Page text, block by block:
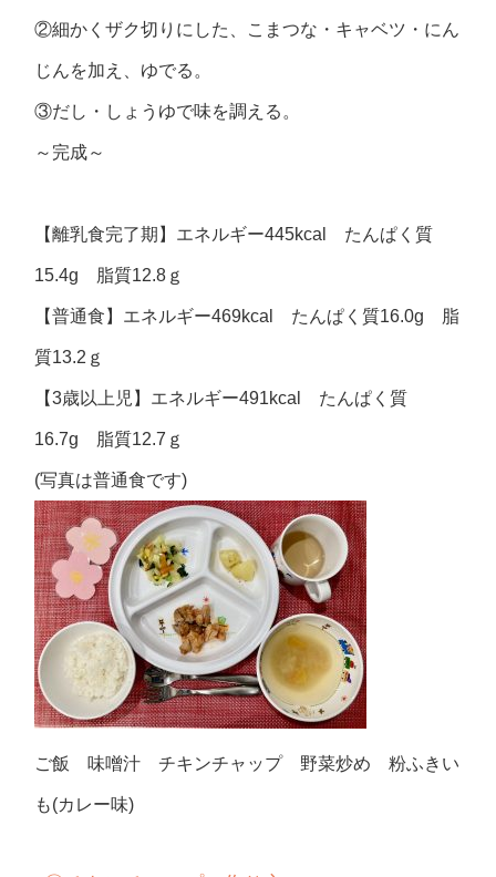
②細かくザク切りにした、こまつな・キャベツ・にん
じんを加え、ゆでる。
③だし・しょうゆで味を調える。
～完成～
【離乳食完了期】エネルギー445kcal たんぱく質
15.4g 脂質12.8ｇ
【普通食】エネルギー469kcal たんぱく質16.0g 脂
質13.2ｇ
【3歳以上児】エネルギー491kcal たんぱく質
16.7g 脂質12.7ｇ
(写真は普通食です)
ご飯 味噌汁 チキンチャップ 野菜炒め 粉ふきい
も(カレー味)